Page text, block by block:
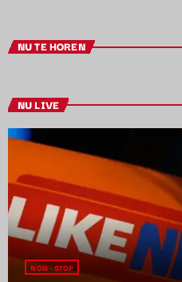
NU TE HOREN
NU LIVE
NON - STOP